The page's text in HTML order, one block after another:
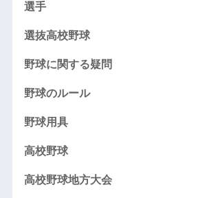
選手
選抜高校野球
野球に関する疑問
野球のルール
野球用具
高校野球
高校野球地方大会